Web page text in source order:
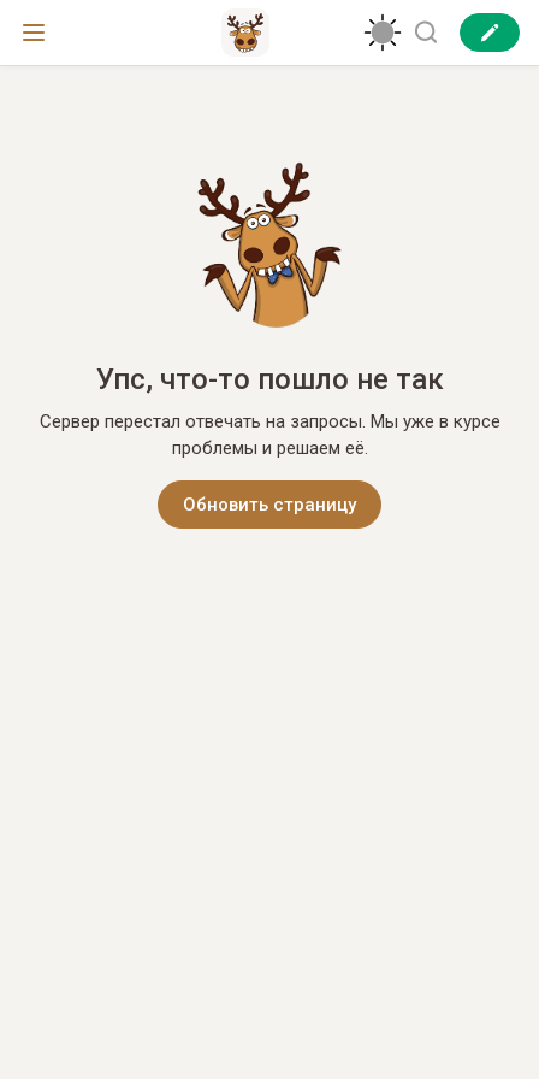
Упс, что-то пошло не так
Сервер перестал отвечать на запросы. Мы уже в курсе
проблемы и решаем её.
Обновить страницу